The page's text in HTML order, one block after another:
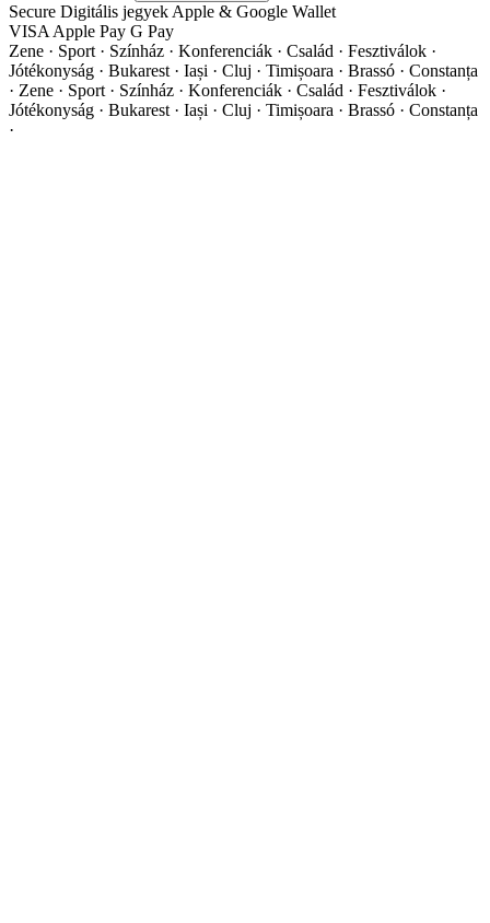
Secure Digitális jegyek Apple & Google Wallet
VISA Apple Pay G Pay
Zene · Sport · Színház · Konferenciák · Család · Fesztiválok ·
Jótékonyság · Bukarest · Iași · Cluj · Timișoara · Brassó · Constanța
· Zene · Sport · Színház · Konferenciák · Család · Fesztiválok ·
Jótékonyság · Bukarest · Iași · Cluj · Timișoara · Brassó · Constanța
·